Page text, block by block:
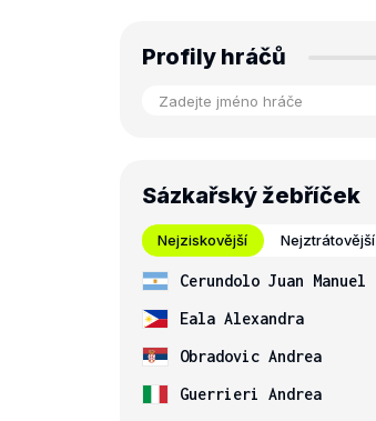
Profily hráčů
Sázkařský žebříček
Nejziskovější Nejztrátovější
Cerundolo Juan Manuel
Eala Alexandra
Obradovic Andrea
Guerrieri Andrea